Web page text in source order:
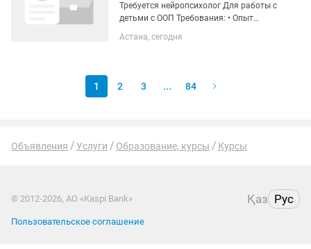
Требуется нейропсихолог Для работы с
детьми с ООП Требования: • Опыт
• Составление плана коррекции •
Астана, сегодня
1 2 3 ... 84
Объявления Услуги Образование, курсы Курсы
© 2012-2026, АО «Kaspi Bank» Қаз Рус
Пользовательское соглашение